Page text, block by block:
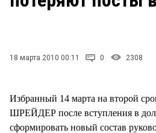
НОВОСТИ КОМПАНИЙ
СТИЛЬ ЖИЗНИ
18 марта 2010 00:11 0 2308
Избранный 14 марта на второй
ШРЕЙДЕР после вступления в
сформировать новый состав